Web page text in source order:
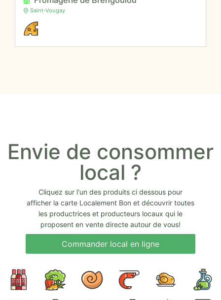
Saint-Vougay
Envie de consommer
local ?
Cliquez sur l'un des produits ci dessous pour
afficher la carte Localement Bon et découvrir toutes
les productrices et producteurs locaux qui le
proposent en vente directe autour de vous!
Commander local en ligne